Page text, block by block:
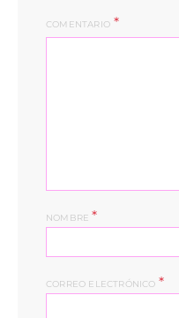
COMENTARIO
NOMBRE*
CORREO ELECTRÓNICO *